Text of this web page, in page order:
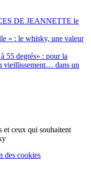
DE JEANNETTE le
» : le whisky, une valeur
55 degrés» : pour la
vieillissement… dans un
et ceux qui souhaitent
des cookies